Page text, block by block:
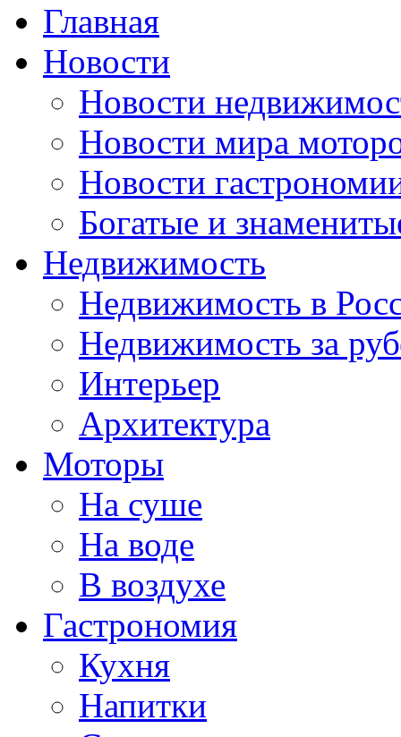
Главная
Новости
Новости
Новости мира
Новости
Богатые и
Недвижимость
Недвижимость в
Недвижимость за
Интерьер
Архитектура
Моторы
На суше
На воде
В воздухе
Гастрономия
Кухня
Напитки